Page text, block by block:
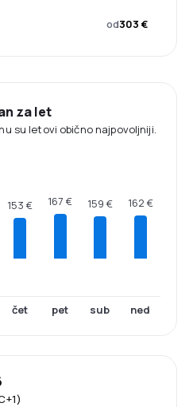
od303 €
za let
su letovi obično najpovoljniji.
153 €
čet
167 €
pet
159 €
sub
162 €
ned